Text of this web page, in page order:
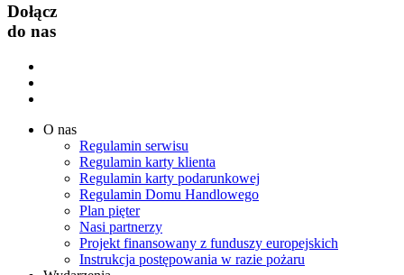
Dołącz
do nas
O nas
Regulamin serwisu
Regulamin karty klienta
Regulamin karty podarunkowej
Regulamin Domu Handlowego
Plan pięter
Nasi partnerzy
Projekt finansowany z funduszy europejskich
Instrukcja postępowania w razie pożaru